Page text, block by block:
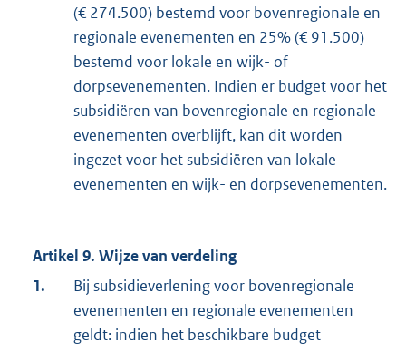
(€ 274.500) bestemd voor bovenregionale en
regionale evenementen en 25% (€ 91.500)
bestemd voor lokale en wijk- of
dorpsevenementen. Indien er budget voor het
subsidiëren van bovenregionale en regionale
evenementen overblijft, kan dit worden
ingezet voor het subsidiëren van lokale
evenementen en wijk- en dorpsevenementen.
Artikel 9. Wijze van verdeling
1.
Bij subsidieverlening voor bovenregionale
evenementen en regionale evenementen
geldt: indien het beschikbare budget